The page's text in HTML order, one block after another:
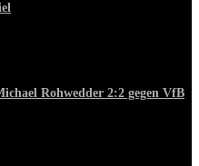
Rohwedder 2:2 gegen VfB